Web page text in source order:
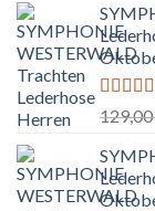
5.00
5
129,00